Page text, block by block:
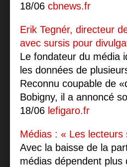
18/06 cbnews.fr
Erik Tegnér, directeur
avec sursis pour
Le fondateur du média
les données de
Reconnu coupable de
Bobigny, il a annoncé
18/06 lefigaro.fr
Médias : « Les
Avec la baisse de la
médias dépendent